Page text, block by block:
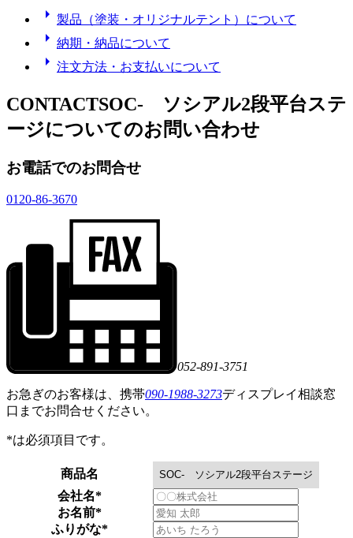
arrow_right 製品（塗装・オリジナルテント）について
arrow_right 納期・納品について
arrow_right 注文方法・お支払いについて
CONTACTSOC- ソシアル2段平台ステ
ージについてのお問い合わせ
お電話でのお問合せ
0120-86-3670
052-891-3751
お急ぎのお客様は、携帯090-1988-3273ディスプレイ相談窓
口までお問合せください。
*は必須項目です。
商品名
会社名*
お名前*
ふりがな*